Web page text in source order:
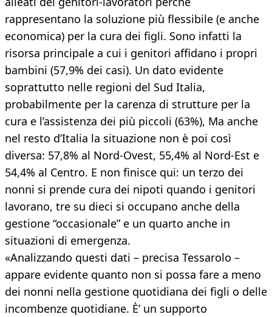
rappresentano la soluzione più flessibile (e anche
economica) per la cura dei figli. Sono infatti la
risorsa principale a cui i genitori affidano i propri
bambini (57,9% dei casi). Un dato evidente
soprattutto nelle regioni del Sud Italia,
probabilmente per la carenza di strutture per la
cura e l’assistenza dei più piccoli (63%), Ma anche
nel resto d’Italia la situazione non è poi così
diversa: 57,8% al Nord-Ovest, 55,4% al Nord-Est e
54,4% al Centro. E non finisce qui: un terzo dei
nonni si prende cura dei nipoti quando i genitori
lavorano, tre su dieci si occupano anche della
gestione “occasionale” e un quarto anche in
situazioni di emergenza.
«Analizzando questi dati – precisa Tessarolo –
appare evidente quanto non si possa fare a meno
dei nonni nella gestione quotidiana dei figli o delle
incombenze quotidiane. È’ un supporto